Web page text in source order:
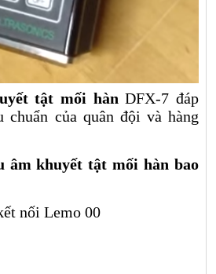
tật mối hàn DFX-7 đáp
chuẩn của quân đội và hàng
âm khuyết tật mối hàn bao
nối Lemo 00